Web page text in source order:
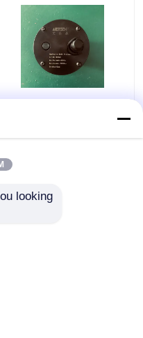
Barella M36x4 di Jack
looking